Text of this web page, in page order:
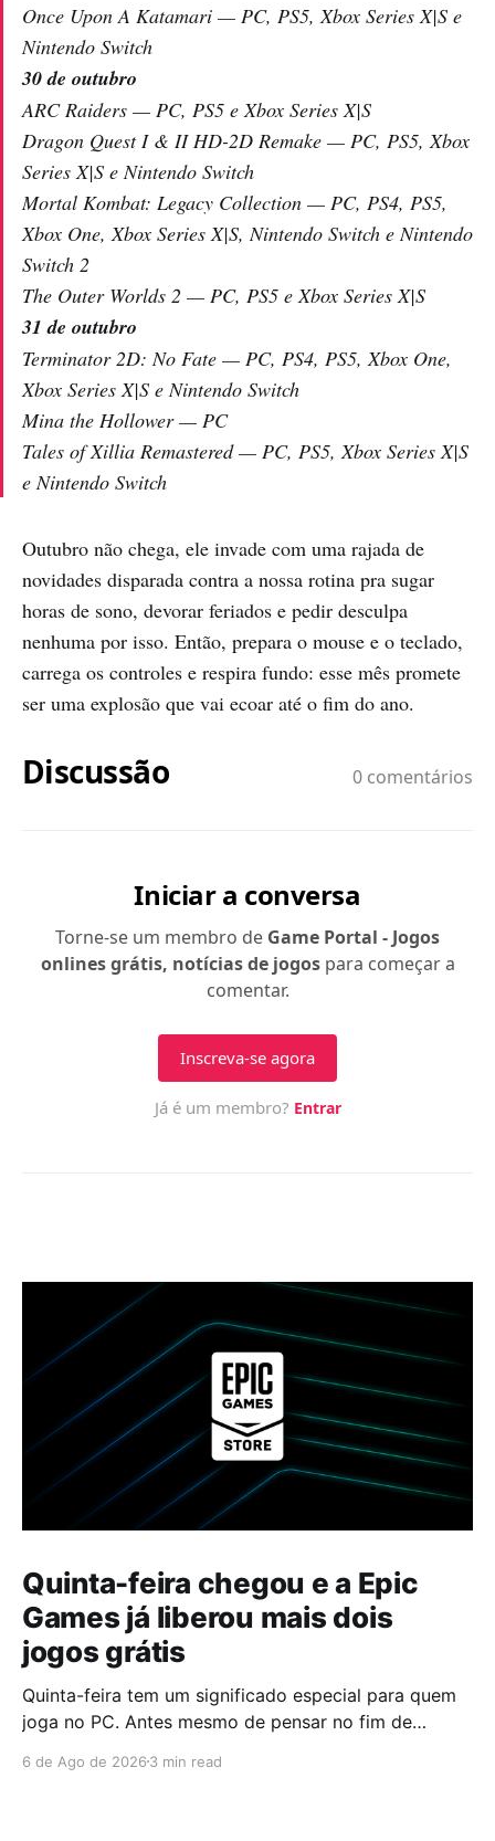
Once Upon A Katamari — PC, PS5, Xbox Series X|S e
Nintendo Switch
30 de outubro
ARC Raiders — PC, PS5 e Xbox Series X|S
Dragon Quest I & II HD-2D Remake — PC, PS5, Xbox
Series X|S e Nintendo Switch
Mortal Kombat: Legacy Collection — PC, PS4, PS5,
Xbox One, Xbox Series X|S, Nintendo Switch e Nintendo
Switch 2
The Outer Worlds 2 — PC, PS5 e Xbox Series X|S
31 de outubro
Terminator 2D: No Fate — PC, PS4, PS5, Xbox One,
Xbox Series X|S e Nintendo Switch
Mina the Hollower — PC
Tales of Xillia Remastered — PC, PS5, Xbox Series X|S
e Nintendo Switch
Outubro não chega, ele invade com uma rajada de
novidades disparada contra a nossa rotina pra sugar
horas de sono, devorar feriados e pedir desculpa
nenhuma por isso. Então, prepara o mouse e o teclado,
carrega os controles e respira fundo: esse mês promete
ser uma explosão que vai ecoar até o fim do ano.
Quinta-feira chegou e a Epic
Games já liberou mais dois
jogos grátis
Quinta-feira tem um significado especial para quem
joga no PC. Antes mesmo de pensar no fim de
descobrir quais serão os próximos jogos a entrar na
6 de Ago de 2026 3 min read